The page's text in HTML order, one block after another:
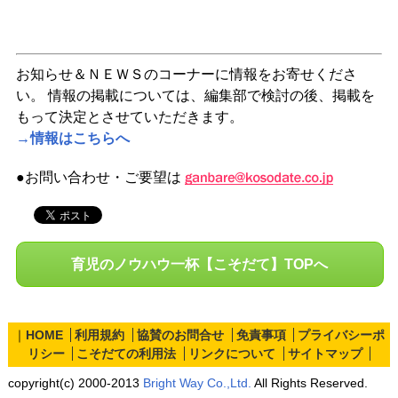
お知らせ＆ＮＥＷＳのコーナーに情報をお寄せくださ
い。 情報の掲載については、編集部で検討の後、掲載を
もって決定とさせていただきます。
→情報はこちらへ
●お問い合わせ・ご要望は
育児のノウハウ一杯【こそだて】TOPへ
｜ HOME 利用規約 協賛のお問合せ 免責事項
プライバシーポ
リシー
こそだての利用法 リンクについて サイトマップ
copyright(c) 2000-2013 Bright Way Co.,Ltd. All Rights Reserved.